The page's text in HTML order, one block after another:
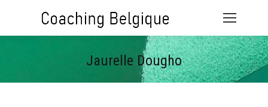
Jaurelle Dougho
Vous êtes ici :